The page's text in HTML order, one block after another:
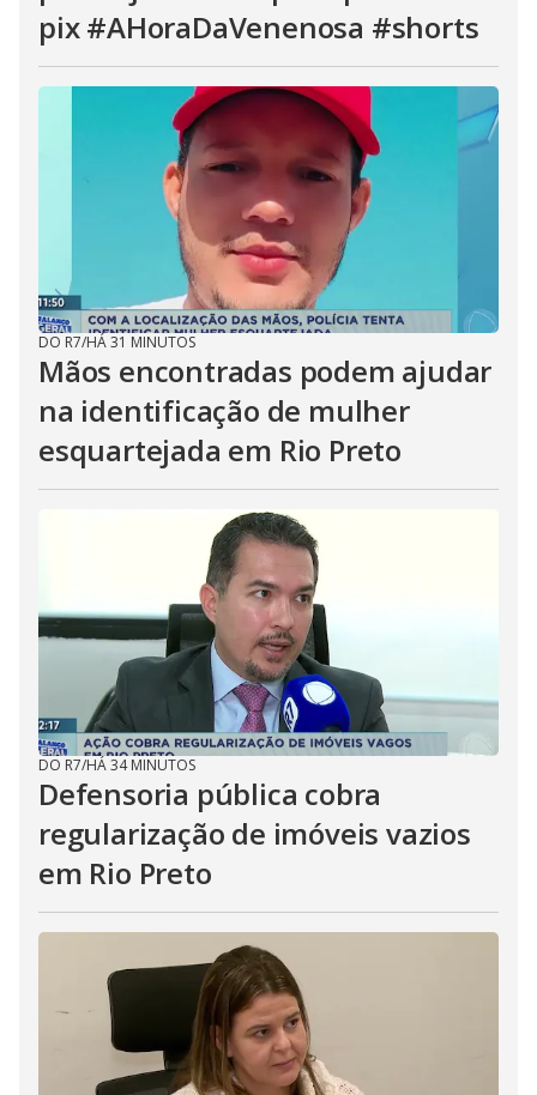
pix #AHoraDaVenenosa #shorts
DO R7/HÁ 31 MINUTOS
Mãos encontradas podem ajudar
na identificação de mulher
esquartejada em Rio Preto
DO R7/HÁ 34 MINUTOS
Defensoria pública cobra
regularização de imóveis vazios
em Rio Preto